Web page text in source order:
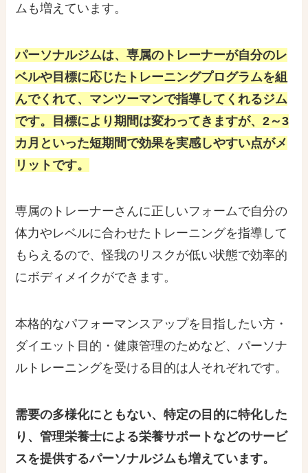
ムも増えています。
パーソナルジムは、専属のトレーナーが自分のレ
ベルや目標に応じたトレーニングプログラムを組
んでくれて、マンツーマンで指導してくれるジム
です。目標により期間は変わってきますが、2～3
カ月といった短期間で効果を実感しやすい点がメ
リットです。
専属のトレーナーさんに正しいフォームで自分の
体力やレベルに合わせたトレーニングを指導して
もらえるので、怪我のリスクが低い状態で効率的
にボディメイクができます。
本格的なパフォーマンスアップを目指したい方・
ダイエット目的・健康管理のためなど、パーソナ
ルトレーニングを受ける目的は人それぞれです。
需要の多様化にともない、特定の目的に特化した
り、管理栄養士による栄養サポートなどのサービ
スを提供するパーソナルジムも増えています。